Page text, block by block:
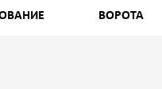
ВОРОТА